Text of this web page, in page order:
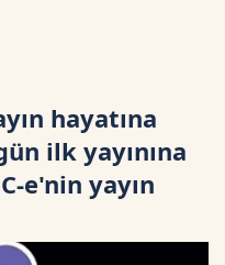
hayatına
ilk yayınına
e'nin yayın